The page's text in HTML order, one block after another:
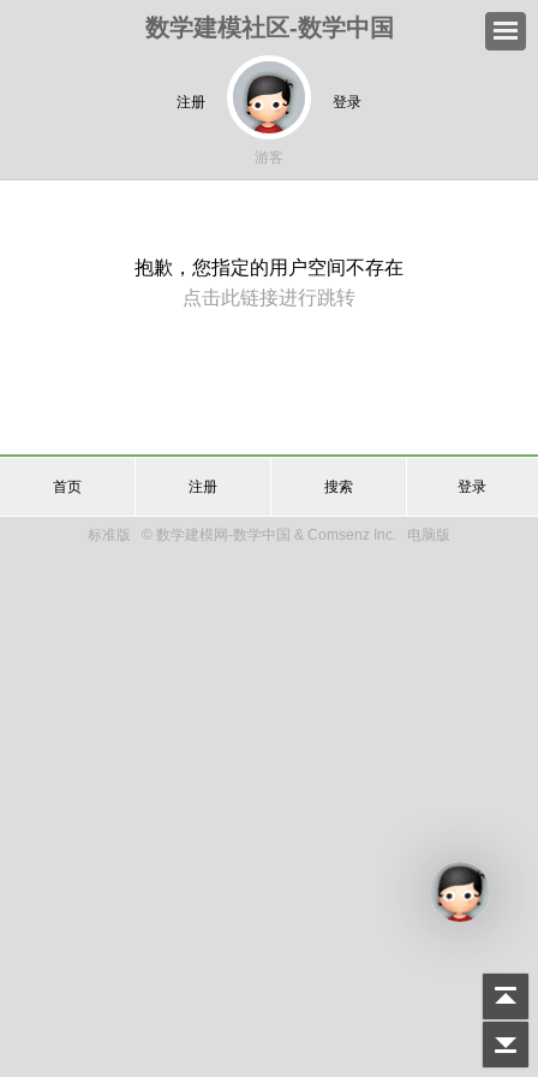
数学建模社区-数学中国
注册 登录
游客
抱歉，您指定的用户空间不存在
点击此链接进行跳转
首页 注册 搜索 登录
标准版 © 数学建模网-数学中国 & Comsenz Inc. 电脑版